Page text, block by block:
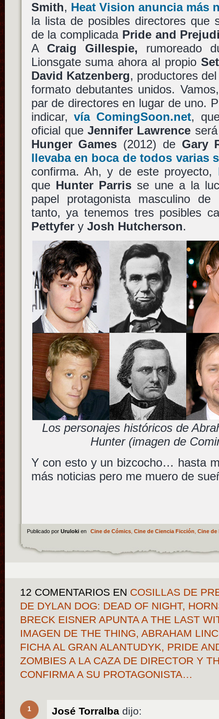
Smith, Heat Vision anuncia más
la lista de posibles directores que
de la complicada Pride and
A Craig Gillespie, rumoreado
Lionsgate suma ahora al propio
David Katzenberg, productores
formato debutantes unidos.
par de directores en lugar de uno.
indicar,vía ComingSoon.net,
oficial queJennifer Lawrence
Hunger Games (2012) de Gary
llevaba en boca de todos varias
confirma. Ah, y de este proyecto,
que Hunter Parrisse une a la
papel protagonista masculino
tanto, ya tenemos tres posibles
Pettyfery Josh Hutcherson.
Los personajes históricos de
Hunter (imagen de
Y con esto y un bizcocho… hasta
más noticias pero me muero de
Publicado por Uruloki en Cine de Cómics, Cine de Ciencia Ficción Cine de
12 COMENTARIOS EN COSILLAS DE
DE DYLAN DOG: DEAD OF NIGHT,
BRECK EISNER APUNTA A THE LAST
IMAGEN DE THE THING, ABRAHAM
FICHA AL GRAN ALANTUDYK, PRIDE
ZOMBIES A LA CAZA DE DIRECTOR Y
CONFIRMA A SU PROTAGONISTA…
1 José Torralba dijo: